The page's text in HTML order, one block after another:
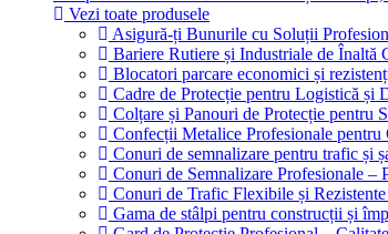
Vezi toate produsele
Asigură-ți Bunurile cu Soluții
Bariere Rutiere și Industriale de Înaltă
Blocatori parcare economici și
Cadre de Protecție pentru Logistică și
Colțare și Panouri de Protecție pentru
Confecții Metalice Profesionale
Conuri de semnalizare pentru trafic și
Conuri de Semnalizare Profesionale –
Conuri de Trafic Flexibile și
Gama de stâlpi pentru construcții și